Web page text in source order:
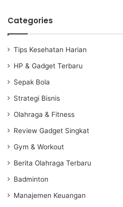
Categories
Tips Kesehatan Harian
HP & Gadget Terbaru
Sepak Bola
Strategi Bisnis
Olahraga & Fitness
Review Gadget Singkat
Gym & Workout
Berita Olahraga Terbaru
Badminton
Manajemen Keuangan